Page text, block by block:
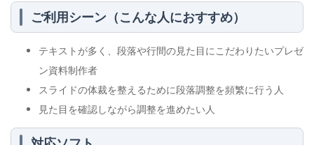
ご利用シーン（こんな人におすすめ）
テキストが多く、段落や行間の見た目にこだわりたいプレゼ
ン資料制作者
スライドの体裁を整えるために段落調整を頻繁に行う人
見た目を確認しながら調整を進めたい人